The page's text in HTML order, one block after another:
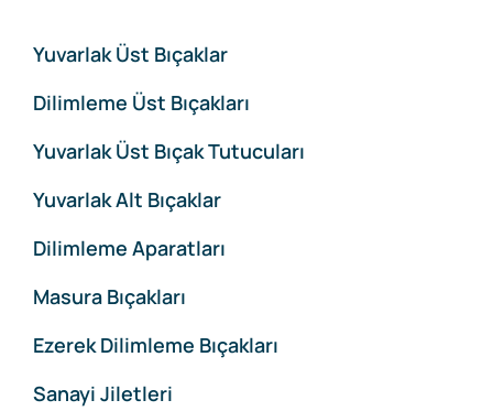
Yuvarlak Üst Bıçaklar
Dilimleme Üst Bıçakları
Yuvarlak Üst Bıçak Tutucuları
Yuvarlak Alt Bıçaklar
Dilimleme Aparatları
Masura Bıçakları
Ezerek Dilimleme Bıçakları
Sanayi Jiletleri